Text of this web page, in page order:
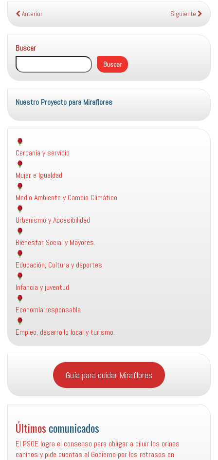
Anterior Siguiente
Buscar
Buscar
Nuestro Proyecto para Miraflores
Cercanía y servicio
Mujer e Igualdad
Medio Ambiente y Cambio Climático
Urbanismo y Accesibilidad
Bienestar Social y Mayores.
Educación, Cultura y deportes
Infancia y juventud
Economía responsable
Empleo, desarrollo local y turismo.
Guía para cuidar Miraflores
Últimos comunicados
El PSOE logra el consenso para obligar a diluir los orines
caninos y pide cuentas al Gobierno por los retrasos en